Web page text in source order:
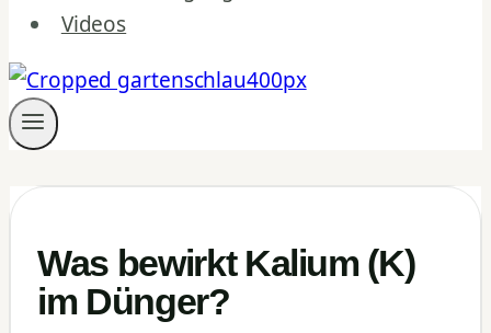
Videos
Was bewirkt Kalium (K)
im Dünger?